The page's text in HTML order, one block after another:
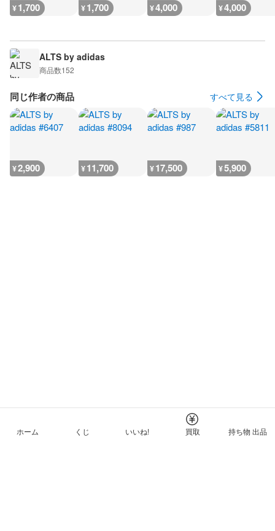
¥1,700 ¥1,700 ¥4,000 ¥4,000
ALTS by adidas
商品数152
同じ作者の商品 すべて見る
¥2,900 ¥11,700 ¥17,500 ¥5,900
ホーム くじ いいね! 買取 持ち物 出品